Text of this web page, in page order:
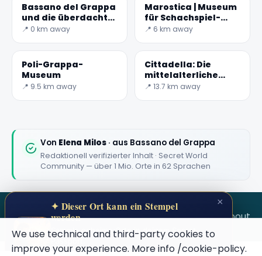
Bassano del Grappa
und die überdachte
'Alte Brücke' aus
📍 0 km away
Marostica | Museum
für Schachspiel-
Kostüme
📍 6 km away
Poli-Grappa-
Museum
📍 9.5 km away
Cittadella: Die
mittelalterliche
ummauerte Stadt
📍 13.7 km away
Von Elena Milos · aus Bassano del Grappa
Redaktionell verifizierter Inhalt · Secret World
Community — über 1 Mio. Orte in 62 Sprachen
SECRET WORLD TermsPrivacyAbout
★★★★★
1,000,000+ places in your pocket. Free.
We use technical and third-party cookies to
improve your experience. More info /cookie-policy.
×
✦ Dieser Ort kann ein Stempel
werden
Sammle geheime Orte in deinem Secret